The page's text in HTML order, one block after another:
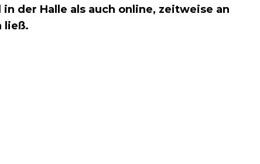
der Halle als auch online, zeitweise an
ließ.